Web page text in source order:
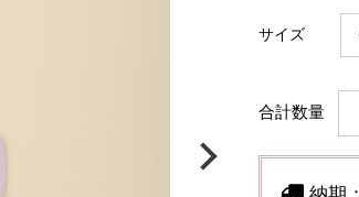
サイズ
合計数量